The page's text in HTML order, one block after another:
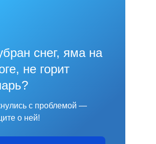
снег, яма на
не горит
с проблемой —
о ней!